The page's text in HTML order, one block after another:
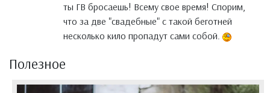
ты ГВ бросаешь! Всему свое время! Спорим,
что за две "свадебные" с такой беготней
несколько кило пропадут сами собой.
Полезное